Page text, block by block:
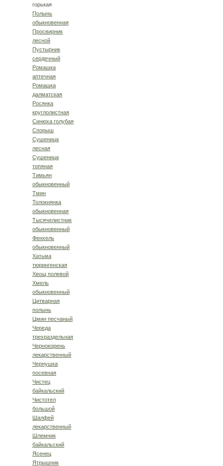
горькая
Полынь
обыкновенная
Просвирник
лесной
Пустырник
сердечный
Ромашка
аптечная
Ромашка
далматская
Росянка
круглолистная
Синюха голубая
Спорыш
Сушеница
лесная
Сушеница
топяная
Тимьян
обыкновенный
Тмин
Толокнянка
обыкновенная
Тысячелистник
обыкновенный
Фенхель
обыкновенный
Хатьма
тюрингенская
Хвощ полевой
Хмель
обыкновенный
Цитварная
полынь
Цмин песчаный
Череда
трехраздельная
Чернокорень
лекарственный
Чернушка
посевная
Чистец
байкальский
Чистотел
большой
Шалфей
лекарственный
Шлемник
байкальский
Ясенец
Ятрышник